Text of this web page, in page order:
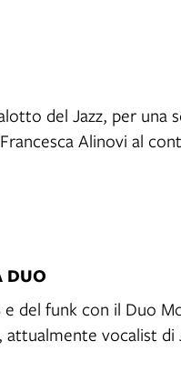
del Jazz, per una
Alinovi al
DUO
e del funk con il Duo
vocalist di